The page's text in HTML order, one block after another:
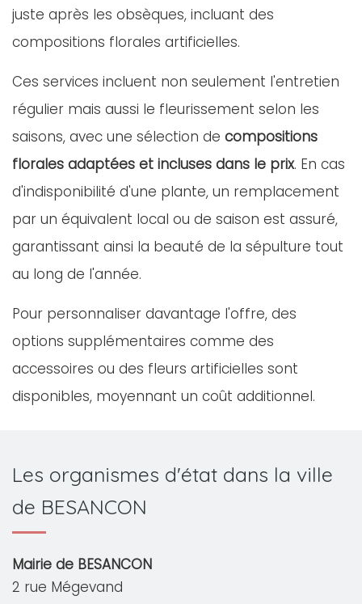
juste après les obsèques, incluant des
compositions florales artificielles.
Ces services incluent non seulement l'entretien
régulier mais aussi le fleurissement selon les
saisons, avec une sélection de compositions
florales adaptées et incluses dans le prix. En cas
d'indisponibilité d'une plante, un remplacement
par un équivalent local ou de saison est assuré,
garantissant ainsi la beauté de la sépulture tout
au long de l'année.
Pour personnaliser davantage l'offre, des
options supplémentaires comme des
accessoires ou des fleurs artificielles sont
disponibles, moyennant un coût additionnel.
Les organismes d'état dans la ville
de BESANCON
Mairie de BESANCON
2 rue Mégevand